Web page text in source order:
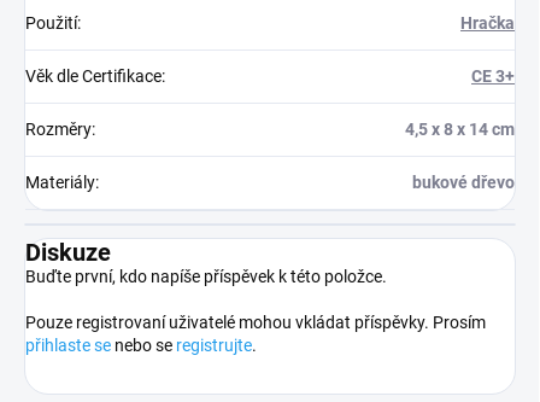
Použití: Hračka
Věk dle Certifikace: CE 3+
Rozměry: 4,5 x 8 x 14 cm
Materiály: bukové dřevo
Diskuze
Buďte první, kdo napíše příspěvek k této položce.
Pouze registrovaní uživatelé mohou vkládat příspěvky. Prosím
přihlaste se nebo se registrujte.